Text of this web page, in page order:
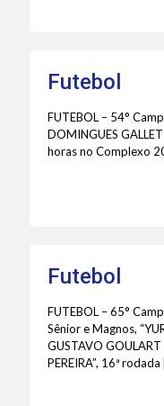
Futebol
FUTEBOL – 54°
DOMINGUES
horas no Complexo
Futebol
FUTEBOL – 65°
Sênior e Magnos,
GUSTAVO GOULART
PEREIRA”, 16ª rodada